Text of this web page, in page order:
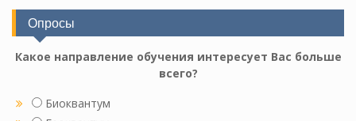
Опросы
Какое направление обучения интересует Вас больше
всего?
Биоквантум